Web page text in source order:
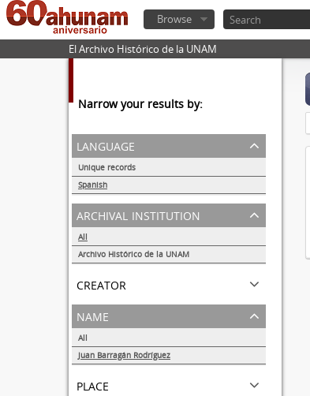
Browse
El Archivo Histórico de la UNAM
Narrow your results by:
language
Unique records
Spanish
1
archival institution
All
Archivo Histórico de la UNAM
creator
name
All
Juan Barragán Rodríguez
place